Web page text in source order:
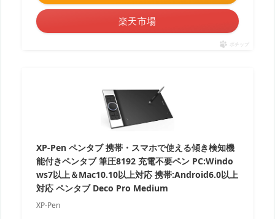
楽天市場
ポチップ
XP-Pen ペンタブ 携帯・スマホで使える傾き検知機
能付きペンタブ 筆圧8192 充電不要ペン PC:Windo
ws7以上＆Mac10.10以上対応 携帯:Android6.0以上
対応 ペンタブ Deco Pro Medium
XP-Pen